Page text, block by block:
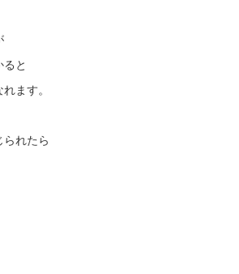
と
ます。
れたら